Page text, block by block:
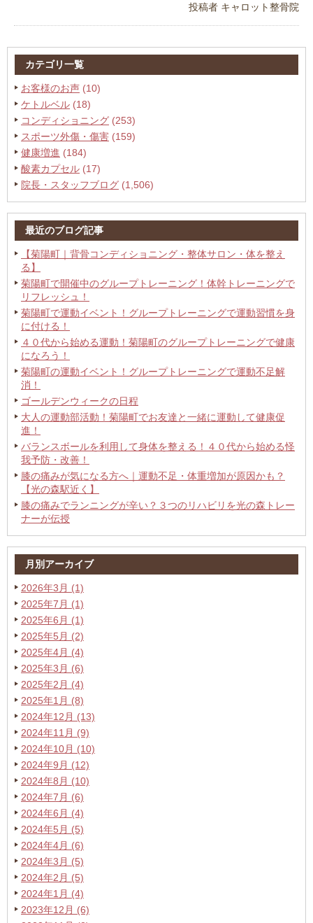
投稿者 キャロット整骨院
カテゴリ一覧
お客様のお声 (10)
ケトルベル (18)
コンディショニング (253)
スポーツ外傷・傷害 (159)
健康増進 (184)
酸素カプセル (17)
院長・スタッフブログ (1,506)
最近のブログ記事
【菊陽町｜背骨コンディショニング・整体サロン・体を整え
る】
菊陽町で開催中のグループトレーニング！体幹トレーニングで
リフレッシュ！
菊陽町で運動イベント！グループトレーニングで運動習慣を身
に付ける！
４０代から始める運動！菊陽町のグループトレーニングで健康
になろう！
菊陽町の運動イベント！グループトレーニングで運動不足解
消！
ゴールデンウィークの日程
大人の運動部活動！菊陽町でお友達と一緒に運動して健康促
進！
バランスボールを利用して身体を整える！４０代から始める怪
我予防・改善！
膝の痛みが気になる方へ｜運動不足・体重増加が原因かも？
【光の森駅近く】
膝の痛みでランニングが辛い？３つのリハビリを光の森トレー
ナーが伝授
月別アーカイブ
2026年3月 (1)
2025年7月 (1)
2025年6月 (1)
2025年5月 (2)
2025年4月 (4)
2025年3月 (6)
2025年2月 (4)
2025年1月 (8)
2024年12月 (13)
2024年11月 (9)
2024年10月 (10)
2024年9月 (12)
2024年8月 (10)
2024年7月 (6)
2024年6月 (4)
2024年5月 (5)
2024年4月 (6)
2024年3月 (5)
2024年2月 (5)
2024年1月 (4)
2023年12月 (6)